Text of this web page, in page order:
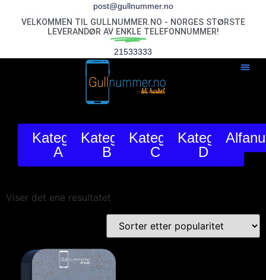
post@gullnummer.no
VELKOMMEN TIL GULLNUMMER.NO - NORGES STØRSTE
LEVERANDØR AV ENKLE TELEFONNUMMER!
21533333
Kategori
A
Kategori
B
Kategori
C
Kategori
D
Viser det ene resultatet